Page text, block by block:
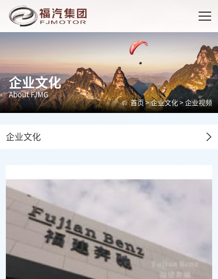
企业文化
About FJMG
首页 >企业文化>企业视频
企业文化